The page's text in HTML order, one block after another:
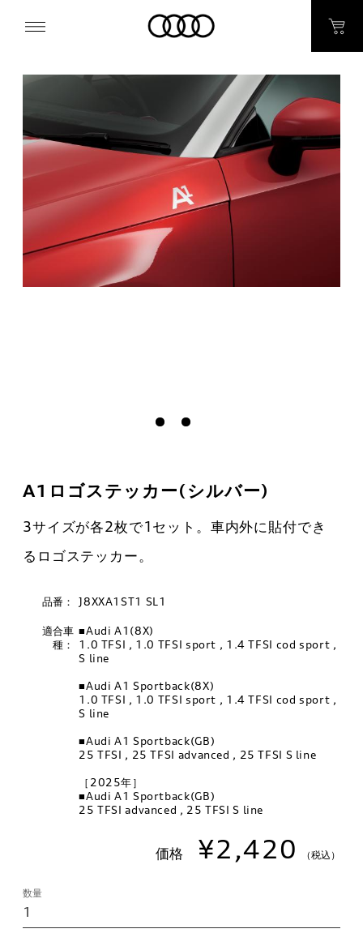
A1ロゴステッカー(シルバー)
3サイズが各2枚で1セット。車内外に貼付でき
るロゴステッカー。
品番： J8XXA1ST1 SL1
適合車
種：
■Audi A1(8X)
1.0 TFSI , 1.0 TFSI sport , 1.4 TFSI cod sport ,
S line
■Audi A1 Sportback(8X)
1.0 TFSI , 1.0 TFSI sport , 1.4 TFSI cod sport ,
S line
■Audi A1 Sportback(GB)
25 TFSI , 25 TFSI advanced , 25 TFSI S line
［2025年］
■Audi A1 Sportback(GB)
25 TFSI advanced , 25 TFSI S line
価格 ¥2,420 （税込）
数量